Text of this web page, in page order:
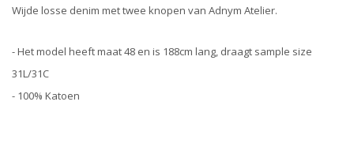
Wijde losse denim met twee knopen van Adnym Atelier.
- Het model heeft maat 48 en is 188cm lang, draagt sample size
31L/31C
- 100% Katoen